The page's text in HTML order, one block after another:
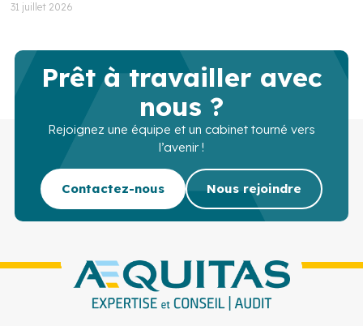
31 juillet 2026
Prêt à travailler avec
nous ?
Rejoignez une équipe et un cabinet tourné vers
l’avenir !
Contactez-nous Nous rejoindre